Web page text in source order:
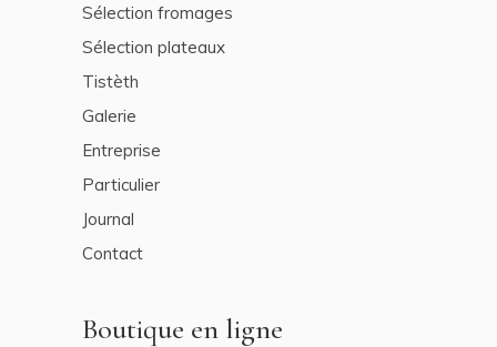
Sélection fromages
Sélection plateaux
Tistèth
Galerie
Entreprise
Particulier
Journal
Contact
Boutique en ligne